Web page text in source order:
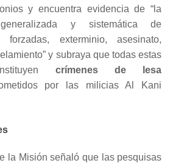
y encuentra evidencia de “la
generalizada y sistemática de
forzadas, exterminio, asesinato,
y subraya que todas estas
crímenes de lesa
por las milicias Al Kani
la Misión señaló que las pesquisas